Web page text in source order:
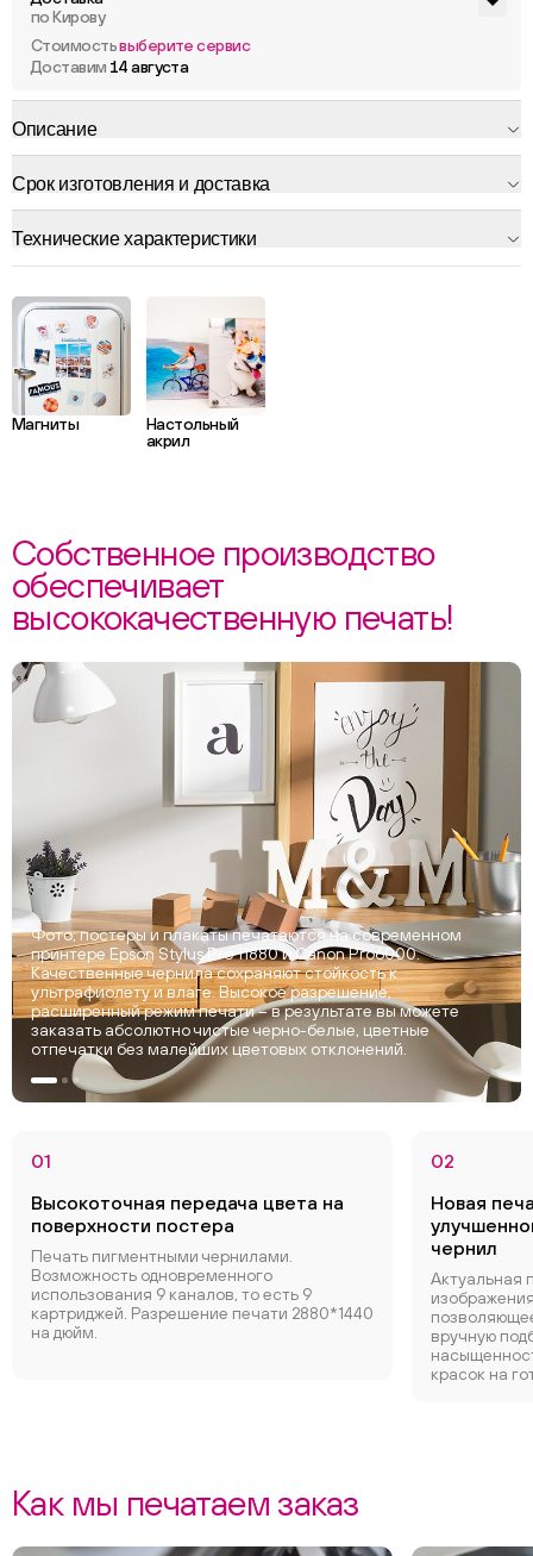
по Кирову
Стоимостьвыберите сервис
Доставим 14 августа
Описание
Срок изготовления и доставка
Технические характеристики
Магниты
Настольный
акрил
Собственное производство
обеспечивает
высококачественную печать!
Фото, постеры и плакаты печатаются на современном
принтере Epson Stylus Pro 11880 и Canon Pro6000.
Качественные чернила сохраняют стойкость к
ультрафиолету и влаге. Высокое разрешение,
расширенный режим печати – в результате вы можете
заказать абсолютно чистые черно-белые, цветные
отпечатки без малейших цветовых отклонений.
01
Высокоточная передача цвета на
поверхности постера
Печать пигментными чернилами.
Возможность одновременного
использования 9 каналов, то есть 9
картриджей. Разрешение печати 2880*1440
на дюйм.
02
Новая
чернил
Актуальная
вручную
красок на
Как мы печатаем заказ